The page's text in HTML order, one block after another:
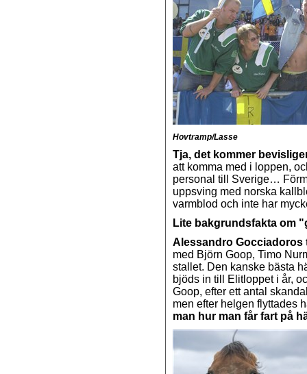
Hovtramp/Lasse
Tja, det kommer
att komma med i loppen,
personal till Sverige…
uppsving med norska
varmblod och inte har
Lite bakgrundsfakta om
Alessandro Gocciadoros
med Björn Goop, Timo
stallet. Den kanske bästa
bjöds in till Elitloppet i år,
Goop, efter ett antal
men efter helgen flyttades
man hur man får fart på